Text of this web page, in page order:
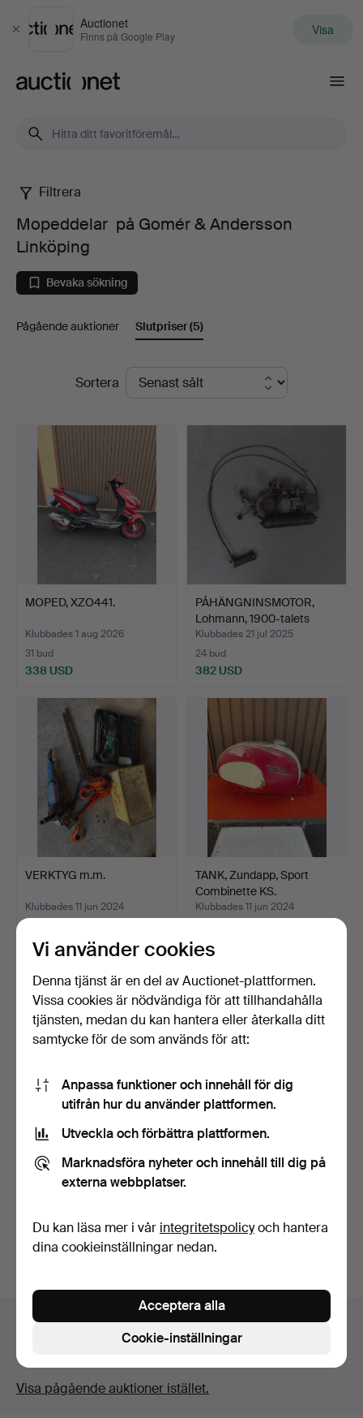
Stäng
Auctionet
Finns på Google Play Visa
Mopeddelar
på
Gomér
Linköping
Filtrera
Mopeddelar på Gomér & Andersson
Linköping
Bevaka sökning
Pågående auktioner Slutpriser(5)
SlutpriserSortera
MOPED, XZO441.
Klubbades 1 aug 2026
31 bud
338 USD
PÅHÄNGNINSMOTOR,
Lohmann, 1900-talets
mitt…
Klubbades 21 jul 2025
24 bud
382 USD
VERKTYG m.m.
Klubbades 11 jun 2024
32 USD
TANK, Zundapp, Sport
Combinette KS.
Klubbades 11 jun 2024
32 USD
bland annat Husqvarna.
Klubbades 22 maj 2024
Auktionsarkivet
Du söker i vårt arkiv över avslutade auktioner.
Visa pågående auktioner istället.
Vi använder cookies
Denna tjänst är en del av Auctionet-plattformen.
Vissa cookies är nödvändiga för att tillhandahålla
tjänsten, medan du kan hantera eller återkalla ditt
samtycke för de som används för att:
Anpassa funktioner och innehåll för dig
utifrån hur du använder plattformen.
Utveckla och förbättra plattformen.
Marknadsföra nyheter och innehåll till dig på
externa webbplatser.
Du kan läsa mer i vår integritetspolicyoch hantera
dina cookieinställningar nedan.
Cookie-inställningar
Acceptera alla